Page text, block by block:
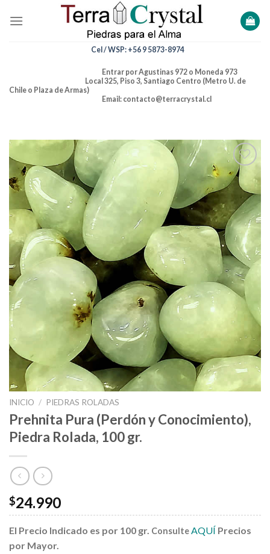
Cel / WSP: +56 9 5873-8974
Entrar por Agustinas 972 o Moneda 973
Local 325, Piso 3, Santiago Centro (Metro U. de
Chile o Plaza de Armas)
Email: contacto@terracrystal.cl
Añadir
a la
lista de
deseos
INICIO / PIEDRAS ROLADAS
Prehnita Pura (Perdón y Conocimiento),
Piedra Rolada, 100 gr.
$24.990
El Precio Indicado es por 100 gr. ConsulteAQUÍ Precios
por Mayor.